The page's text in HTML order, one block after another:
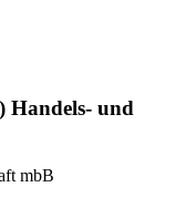
Handels- und
mbB